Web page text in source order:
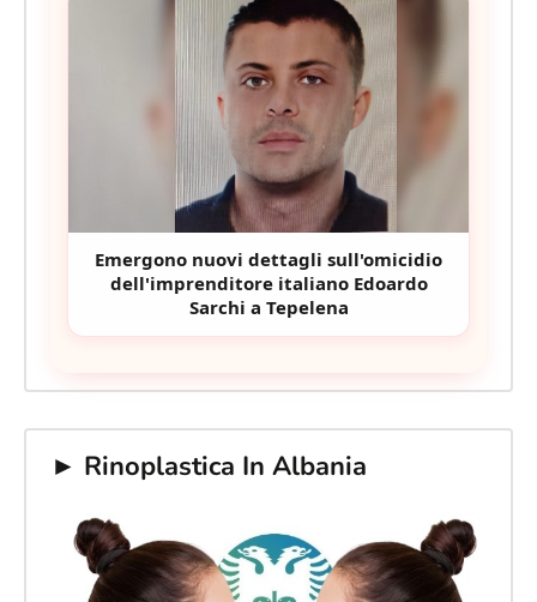
Emergono nuovi dettagli sull'omicidio
dell'imprenditore italiano Edoardo
Sarchi a Tepelena
► Rinoplastica In Albania